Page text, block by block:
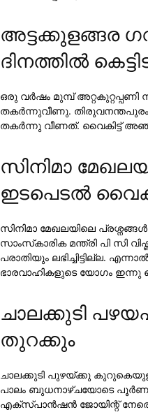
അട്ടക്കുളങ്ങര
ദിനത്തില്‍
ഒരു വര്‍ഷം മുമ്പ്
തകര്‍ന്നുവീണു. തിരുവനന്തപുരം
തകര്‍ന്നു വീണത്. വൈകിട്ട്
സിനിമാ
ഇടപെടല്‍
സിനിമാ മേഖലയിലെ
സാംസ്‌കാരിക മന്ത്രി പി സി
പരാതിയും ലഭിച്ചിട്ടില്ല.
ഭാരവാഹികളുടെ യോഗം ഇന്നു
ചാലക്കുടി
തുറക്കും
ചാലക്കുടി പുഴയ്ക്കു
പാലം ബുധനാഴ്ചയോടെ
എക്‌സ്പാന്‍ഷന്‍ ജോയിന്റ്